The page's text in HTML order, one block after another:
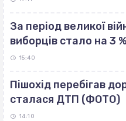
За період великої
виборців стало на 3
15:40
Пішохід перебігав
сталася ДТП (ФОТО)
14:10